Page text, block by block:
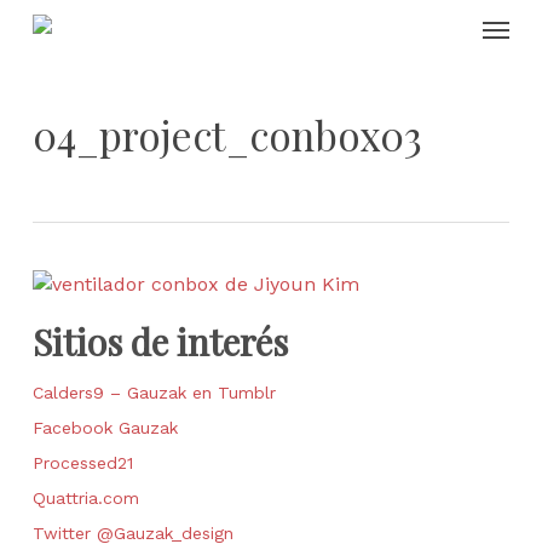
Skip
04_project_conbox03
Sitios de interés
Calders9 – Gauzak en Tumblr
Facebook Gauzak
Processed21
Quattria.com
Twitter @Gauzak_design